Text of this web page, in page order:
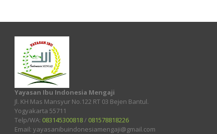
Yayasan Ibu Indonesia Mengaji
Jl. KH Mas Mansyur No.122 RT 03 Bejen Bantul.
Yogyakarta 55711
Telp/WA: 083145300818/ 081578818226
Email: yayasanibuindonesiamengaji@gmail.com